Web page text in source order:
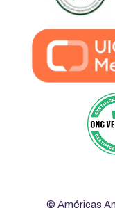
© Américas